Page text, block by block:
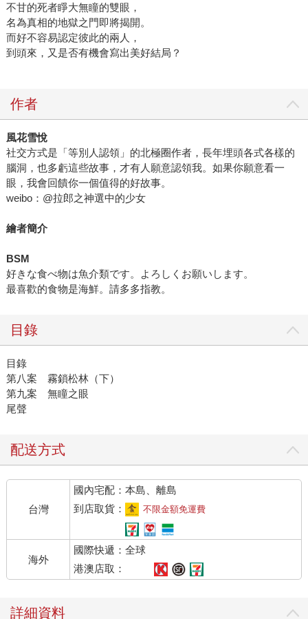
不甘的死者睜大無瞳的雙眼，
名為真相的地獄之門即將揭開。
而好不容易認定彼此的兩人，
到頭來，又是否有機會寫出美好結局？
作者
風花雪悅
社交方式是「等別人認領」的北極圈作者，長年埋頭各式各樣的
腦洞，也多虧這些故事，才有人願意認領我。如果你願意看一
眼，我會回饋你一個值得的好故事。
weibo：@拉郎之神選中的少女
繪者簡介
BSM
好きな食べ物は魚介類です。よろしくお願いします。
最喜歡的食物是海鮮。請多多指教。
目錄
目錄
第八案 霧鎖松林（下）
第九案 無瞳之眼
尾聲
配送方式
台灣
國內宅配：本島、離島
到店取貨：
不限金額免運費
海外
國際快遞：全球
港澳店取：
詳細資料